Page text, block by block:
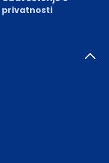
privatnosti